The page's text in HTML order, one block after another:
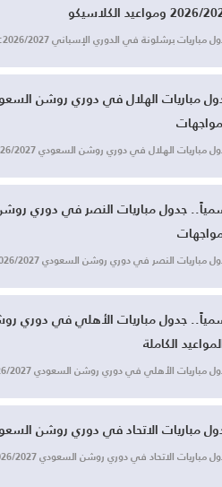
ومواعيد الكلاسيكو
مباريات برشلونة في الدوري الإسباني 2026/2027: اعتُمد الجدول…
مباريات الهلال في دوري روشن السعودي 2026/2027: اعتُمدت…
مباريات النصر في دوري روشن السعودي 2026/2027: أُعلنت…
الكاملة
مباريات الأهلي في دوري روشن السعودي 2026/2027: أُعلنت…
مباريات الاتحاد في دوري روشن السعودي 2026/2027
مباريات الاتحاد في دوري روشن السعودي 2026/2027: أُعلنت…